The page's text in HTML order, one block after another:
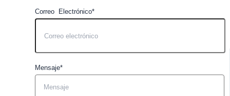
Correo Electrónico*
Mensaje*